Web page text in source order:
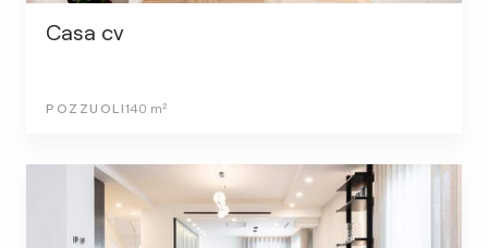
Casa cv
POZZUOLI140 m²